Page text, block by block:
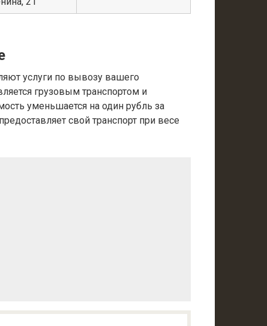
услуги по вывозу вашего
грузовым транспортом и
уменьшается на один рубль за
свой транспорт при весе